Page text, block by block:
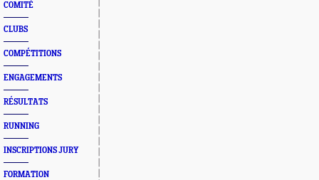
COMITÉ
CLUBS
COMPÉTITIONS
ENGAGEMENTS
RÉSULTATS
RUNNING
INSCRIPTIONS JURY
FORMATION